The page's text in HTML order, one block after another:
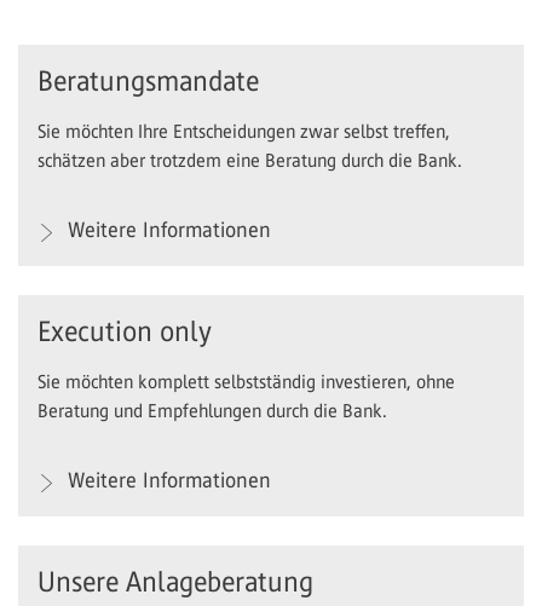
Beratungsmandate
Sie möchten Ihre Entscheidungen zwar selbst treffen,
schätzen aber trotzdem eine Beratung durch die Bank.
Weitere Informationen
Execution only
Sie möchten komplett selbstständig investieren, ohne
Beratung und Empfehlungen durch die Bank.
Weitere Informationen
Unsere Anlageberatung